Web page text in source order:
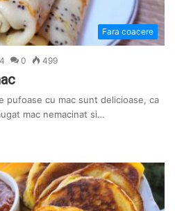
Fara coacere
0 499
pufoase cu mac sunt delicioase, ca
mac nemacinat si…